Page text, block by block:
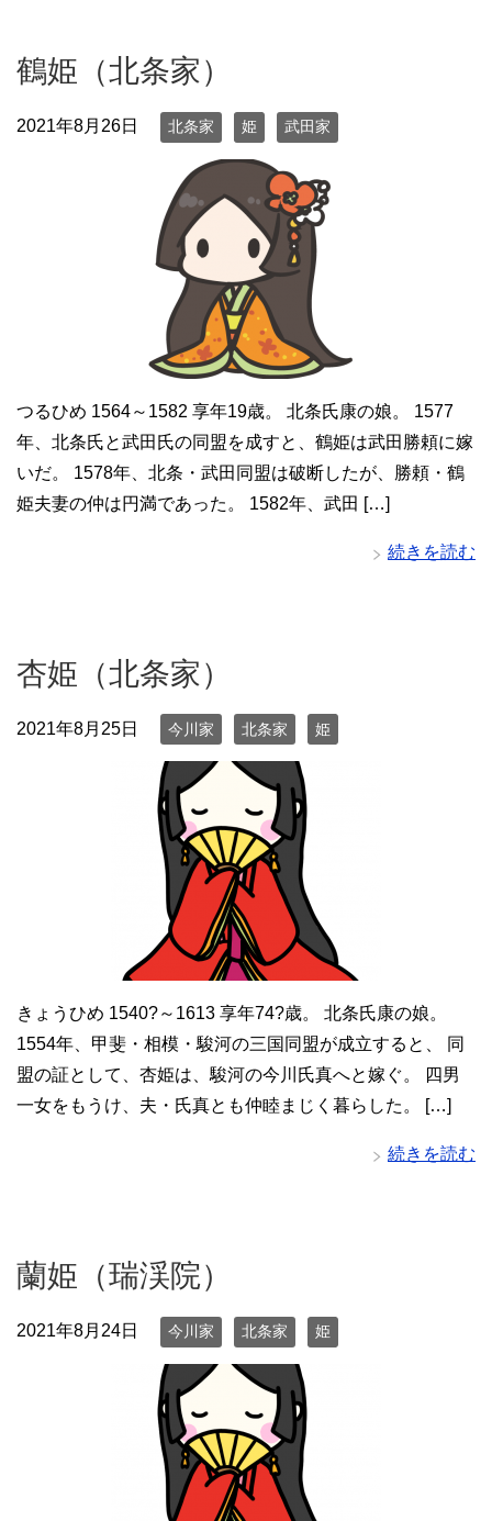
鶴姫（北条家）
2021年8月26日 北条家 姫 武田家
つるひめ 1564～1582 享年19歳。 北条氏康の娘。 1577
年、北条氏と武田氏の同盟を成すと、鶴姫は武田勝頼に嫁
いだ。 1578年、北条・武田同盟は破断したが、勝頼・鶴
姫夫妻の仲は円満であった。 1582年、武田 […]
続きを読む
杏姫（北条家）
2021年8月25日 今川家 北条家 姫
きょうひめ 1540?～1613 享年74?歳。 北条氏康の娘。
1554年、甲斐・相模・駿河の三国同盟が成立すると、 同
盟の証として、杏姫は、駿河の今川氏真へと嫁ぐ。 四男
一女をもうけ、夫・氏真とも仲睦まじく暮らした。 […]
続きを読む
蘭姫（瑞渓院）
2021年8月24日 今川家 北条家 姫